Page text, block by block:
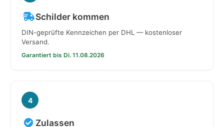
Schilder kommen
DIN-geprüfte Kennzeichen per DHL — kostenloser
Versand.
Garantiert bis Di. 11.08.2026
4
Zulassen